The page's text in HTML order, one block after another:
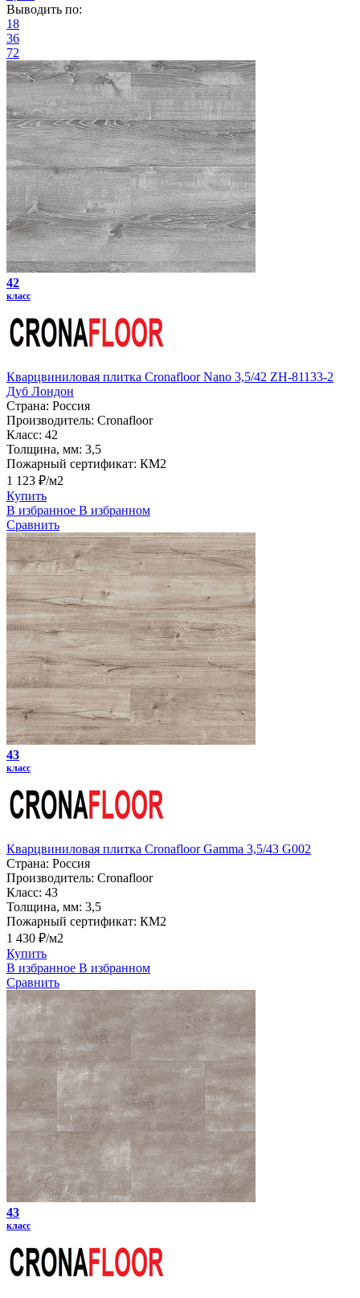
Выводить по:
18
36
72
42
класс
Кварцвиниловая плитка Cronafloor Nano 3,5/42 ZH-81133-2
Дуб Лондон
Страна: Россия
Производитель: Cronafloor
Класс: 42
Толщина, мм: 3,5
Пожарный сертификат: КМ2
1 123 ₽/м2
Купить
В избранное В избранном
Сравнить
43
класс
Кварцвиниловая плитка Cronafloor Gamma 3,5/43 G002
Страна: Россия
Производитель: Cronafloor
Класс: 43
Толщина, мм: 3,5
Пожарный сертификат: КМ2
1 430 ₽/м2
Купить
В избранное В избранном
Сравнить
43
класс